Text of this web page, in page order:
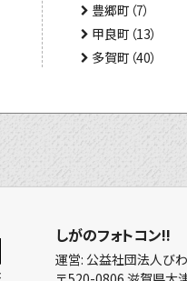
豊郷町（7）
甲良町（13）
多賀町（40）
しがのフォトコン!!
運営: 公益社団法人び